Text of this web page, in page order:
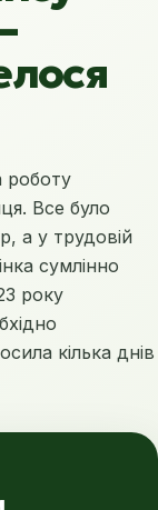
роботу
Все було
а у трудовій
сумлінно
року
кілька днів